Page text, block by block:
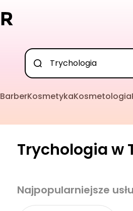
BarberKosmetykaKosmetologia
Trychologia w
Najpopularniejsze